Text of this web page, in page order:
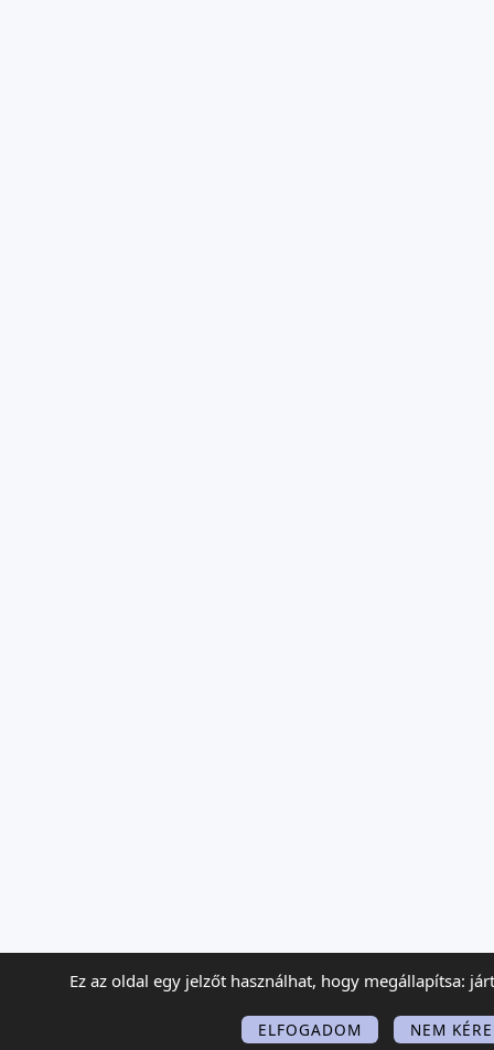
Ez az oldal egy jelzőt használhat, hogy megállapítsa:
ELFOGADOM NEM